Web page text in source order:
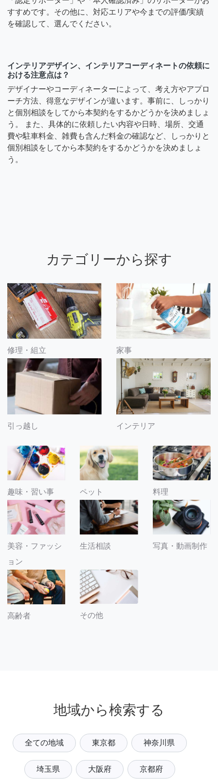
すすめです。その他に、対応エリアや今までの評価/実績
を確認して、選んでください。
インテリアデザイン、インテリアコーディネートの依頼に
おける注意点は？
デザイナーやコーディネーターによって、考え方やアプロ
ーチ方法、得意なデザインが違います。事前に、しっかり
と個別相談をしてから本契約をするかどうかを決めましょ
う。 また、具体的に依頼したい内容や日時、場所、交通
費や駐車料金、雑費も含んだ料金の確認など、しっかりと
個別相談をしてから本契約をするかどうかを決めましょ
う。
カテゴリーから探す
修理・組立 家事
引っ越し インテリア
趣味・習い事 ペット 料理
美容・ファッシ
ョン
生活相談 写真・動画制作
高齢者 その他
地域から検索する
全ての地域 東京都 神奈川県
埼玉県 大阪府 京都府